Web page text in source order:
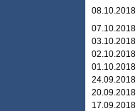
08.10.2018
07.10.2018
03.10.2018
02.10.2018
01.10.2018
24.09.2018
20.09.2018
17.09.2018